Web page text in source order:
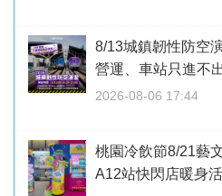
8/13城鎮韌性防空
營運、車站只進不
2026-08-06 17:44
桃園冷飲節8/21藝
A12站快閃店暖身